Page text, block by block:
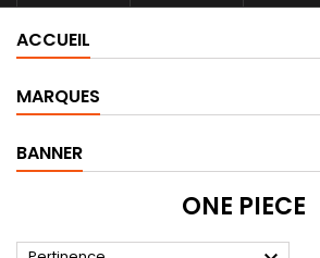
ACCUEIL
MARQUES
BANNER
ONE PIECE